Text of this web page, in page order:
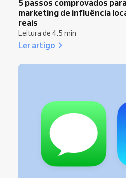
5 passos comprovados
marketing de influência
reais
Leitura de 4.5 min
Ler artigo